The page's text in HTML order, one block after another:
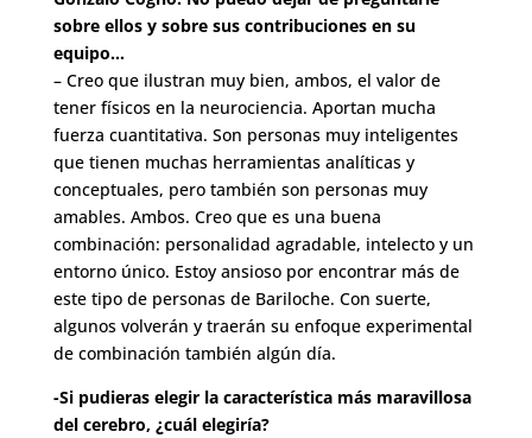
sobre ellos y sobre sus contribuciones en su
equipo…
– Creo que ilustran muy bien, ambos, el valor de
tener físicos en la neurociencia. Aportan mucha
fuerza cuantitativa. Son personas muy inteligentes
que tienen muchas herramientas analíticas y
conceptuales, pero también son personas muy
amables. Ambos. Creo que es una buena
combinación: personalidad agradable, intelecto y un
entorno único. Estoy ansioso por encontrar más de
este tipo de personas de Bariloche. Con suerte,
algunos volverán y traerán su enfoque experimental
de combinación también algún día.
-Si pudieras elegir la característica más maravillosa
del cerebro, ¿cuál elegiría?